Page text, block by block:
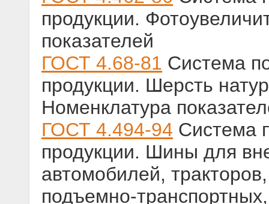
продукции.
показателей
ГОСТ 4.68-81 Система
продукции. Шерсть
Номенклатура
ГОСТ 4.494-94 Система
продукции. Шины для
автомобилей,
подъемно-